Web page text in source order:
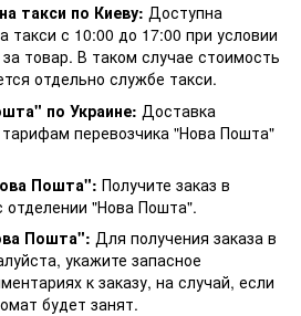
такси по Киеву: Доступна
такси с 10:00 до 17:00 при условии
товар. В таком случае стоимость
отдельно службе такси.
по Украине: Доставка
перевозчика "Нова Пошта"
Пошта": Получите заказ в
отделении "Нова Пошта".
Пошта": Для получения заказа в
укажите запасное
к заказу, на случай, если
будет занят.